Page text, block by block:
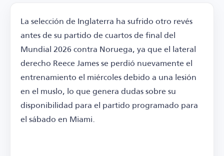
La selección de Inglaterra ha sufrido otro revés
antes de su partido de cuartos de final del
Mundial 2026 contra Noruega, ya que el lateral
derecho Reece James se perdió nuevamente el
entrenamiento el miércoles debido a una lesión
en el muslo, lo que genera dudas sobre su
disponibilidad para el partido programado para
el sábado en Miami.